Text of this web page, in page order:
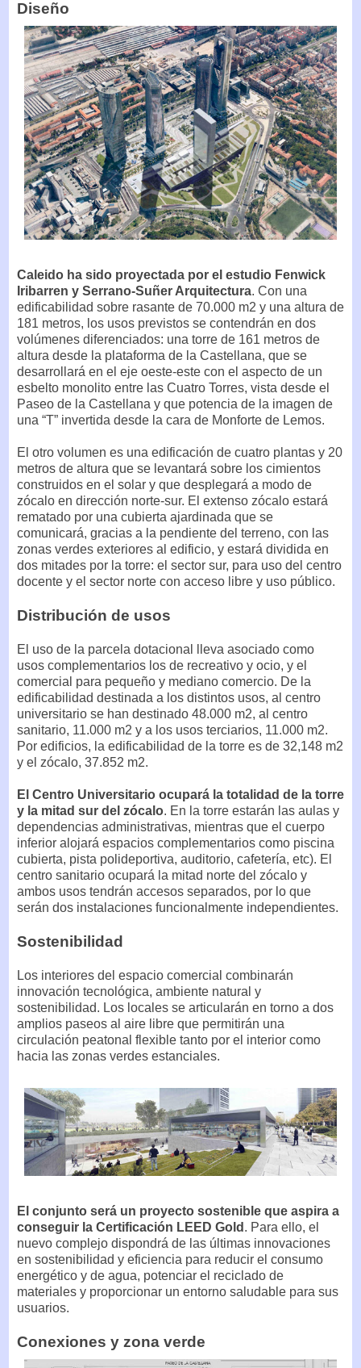
Diseño
Caleido ha sido proyectada por el estudio Fenwick
Iribarren y Serrano-Suñer Arquitectura. Con una
edificabilidad sobre rasante de 70.000 m2 y una altura de
181 metros, los usos previstos se contendrán en dos
volúmenes diferenciados: una torre de 161 metros de
altura desde la plataforma de la Castellana, que se
desarrollará en el eje oeste-este con el aspecto de un
esbelto monolito entre las Cuatro Torres, vista desde el
Paseo de la Castellana y que potencia de la imagen de
una “T” invertida desde la cara de Monforte de Lemos.
El otro volumen es una edificación de cuatro plantas y 20
metros de altura que se levantará sobre los cimientos
construidos en el solar y que desplegará a modo de
zócalo en dirección norte-sur. El extenso zócalo estará
rematado por una cubierta ajardinada que se
comunicará, gracias a la pendiente del terreno, con las
zonas verdes exteriores al edificio, y estará dividida en
dos mitades por la torre: el sector sur, para uso del centro
docente y el sector norte con acceso libre y uso público.
Distribución de usos
El uso de la parcela dotacional lleva asociado como
usos complementarios los de recreativo y ocio, y el
comercial para pequeño y mediano comercio. De la
edificabilidad destinada a los distintos usos, al centro
universitario se han destinado 48.000 m2, al centro
sanitario, 11.000 m2 y a los usos terciarios, 11.000 m2.
Por edificios, la edificabilidad de la torre es de 32,148 m2
y el zócalo, 37.852 m2.
El Centro Universitario ocupará la totalidad de la torre
y la mitad sur del zócalo. En la torre estarán las aulas y
dependencias administrativas, mientras que el cuerpo
inferior alojará espacios complementarios como piscina
cubierta, pista polideportiva, auditorio, cafetería, etc). El
centro sanitario ocupará la mitad norte del zócalo y
ambos usos tendrán accesos separados, por lo que
serán dos instalaciones funcionalmente independientes.
Sostenibilidad
Los interiores del espacio comercial combinarán
innovación tecnológica, ambiente natural y
sostenibilidad. Los locales se articularán en torno a dos
amplios paseos al aire libre que permitirán una
circulación peatonal flexible tanto por el interior como
hacia las zonas verdes estanciales.
El conjunto será un proyecto sostenible que aspira a
conseguir la Certificación LEED Gold . Para ello, el
nuevo complejo dispondrá de las últimas innovaciones
en sostenibilidad y eficiencia para reducir el consumo
energético y de agua, potenciar el reciclado de
materiales y proporcionar un entorno saludable para sus
usuarios.
Conexiones y zona verde